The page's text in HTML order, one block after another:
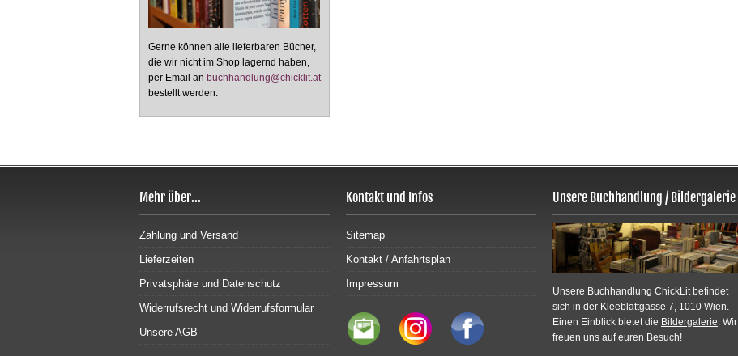
Gerne können alle lieferbaren Bücher,
die wir nicht im Shop lagernd haben,
per Email an buchhandlung@chicklit.at
bestellt werden.
Mehr über...
Zahlung und Versand
Lieferzeiten
Privatsphäre und Datenschutz
Widerrufsrecht und Widerrufsformular
Unsere AGB
Kontakt und Infos
Sitemap
Kontakt / Anfahrtsplan
Impressum
Unsere Buchhandlung / Bildergalerie
Unsere Buchhandlung ChickLit befindet
sich in der Kleeblattgasse 7, 1010 Wien.
Einen Einblick bietet die Bildergalerie. Wir
freuen uns auf euren Besuch!